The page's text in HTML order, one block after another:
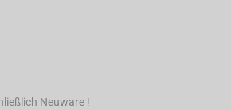
Neuware !